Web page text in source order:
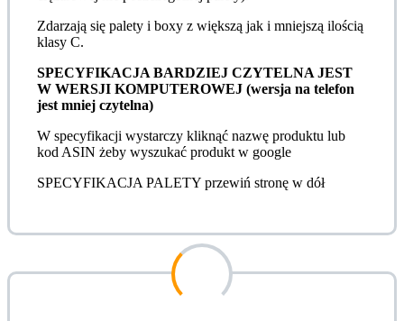
Zdarzają się palety i boxy z większą jak i mniejszą ilością
klasy C.
SPECYFIKACJA BARDZIEJ CZYTELNA JEST
W WERSJI KOMPUTEROWEJ (wersja na telefon
jest mniej czytelna)
W specyfikacji wystarczy kliknąć nazwę produktu lub
kod ASIN żeby wyszukać produkt w google
SPECYFIKACJA PALETY przewiń stronę w dół